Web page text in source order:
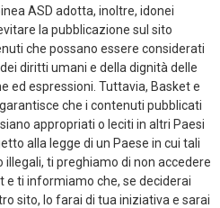
ASD adotta, inoltre, idonei
la pubblicazione sul sito
che possano essere considerati
diritti umani e della dignità delle
ed espressioni. Tuttavia, Basket e
che i contenuti pubblicati
appropriati o leciti in altri Paesi
alla legge di un Paese in cui tali
ti preghiamo di non accedere
e ti informiamo che, se deciderai
sito, lo farai di tua iniziativa e sarai